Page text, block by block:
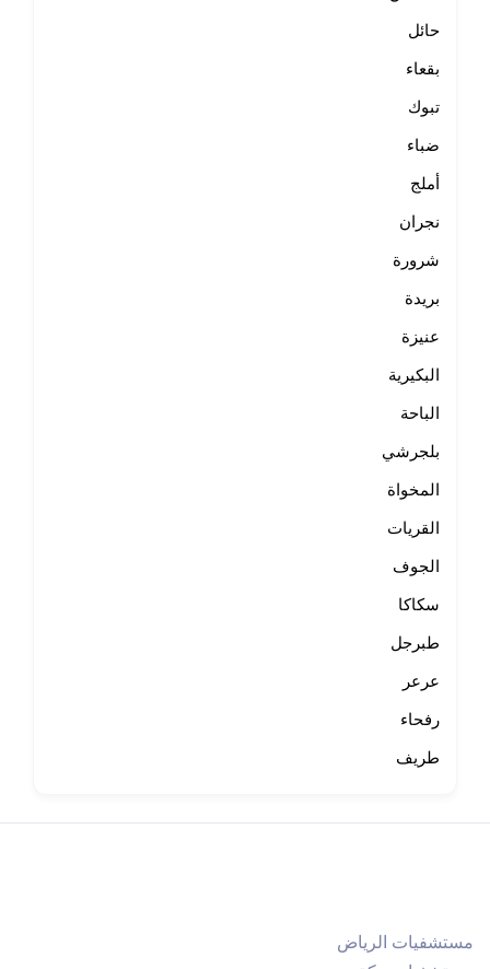
حائل
بقعاء
تبوك
ضباء
أملج
نجران
شرورة
بريدة
عنيزة
البكيرية
الباحة
بلجرشي
المخواة
القريات
الجوف
سكاكا
طبرجل
عرعر
رفحاء
طريف
مستشفيات الرياض